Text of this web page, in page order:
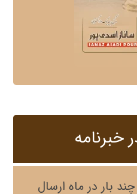
خبرنامه
بار در ماه ارسال